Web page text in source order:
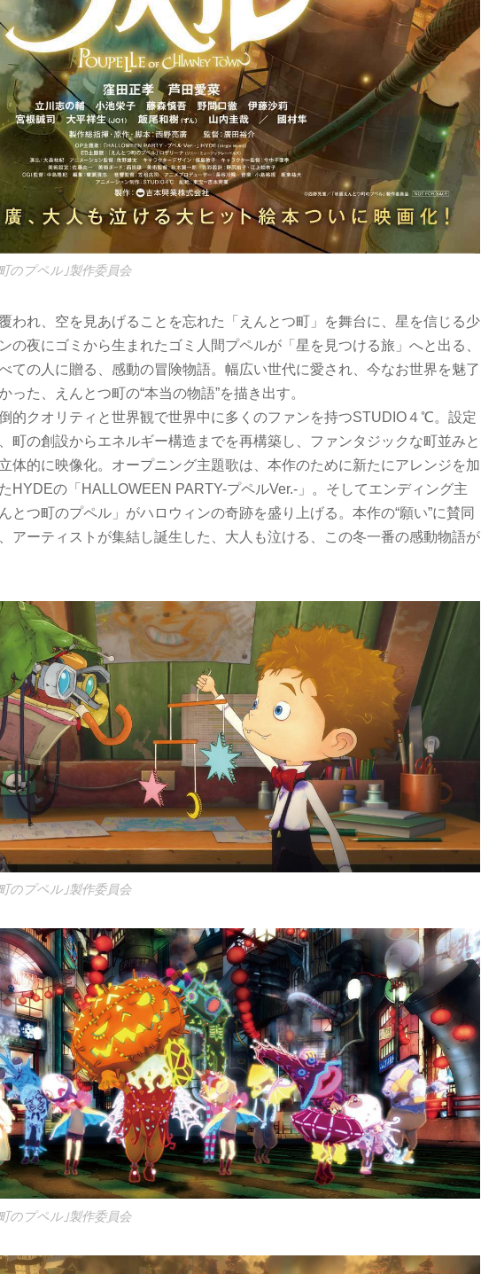
のプペル｣製作委員会
われ、空を見あげることを忘れた「えんとつ町」を舞台に、星を信じる少
の夜にゴミから生まれたゴミ人間プペルが「星を見つける旅」へと出る、
ての人に贈る、感動の冒険物語。幅広い世代に愛され、今なお世界を魅了
った、えんとつ町の“本当の物語”を描き出す。
的クオリティと世界観で世界中に多くのファンを持つSTUDIO４℃。設定
町の創設からエネルギー構造までを再構築し、ファンタジックな町並みと
体的に映像化。オープニング主題歌は、本作のために新たにアレンジを加
HYDEの「HALLOWEEN PARTY-プペルVer.-」。そしてエンディング主
とつ町のプペル」がハロウィンの奇跡を盛り上げる。本作の“願い”に賛同
アーティストが集結し誕生した、大人も泣ける、この冬一番の感動物語が
のプペル｣製作委員会
のプペル｣製作委員会